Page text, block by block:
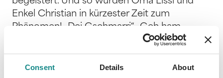
Consent Details About
Enkel Christian in kürzester Zeit zum
Phänomen! „Dei Gschmarri“, „Geh ham
etzadla“, „Du hast nur Blödsinn im Kopf.“
Zusammen mit Christian mischt die
fränkische Oma Instagram auf und hat immer